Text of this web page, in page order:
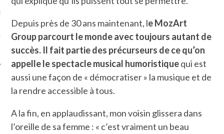
surla-femme-qui-
MOI SUR
TWITTER
Depuis près de 30 ans maintenant, le MozArt
Group parcourt le monde avec toujours autant de
succès. Il fait partie des précurseurs de ce qu’on
appelle le spectacle musical humoristiquequi est
aussi une façon de « démocratiser » la musique et de
la rendre accessible à tous.
A la fin, en applaudissant, mon voisin glissera dans
l’oreille de sa femme : « c’est vraiment un beau